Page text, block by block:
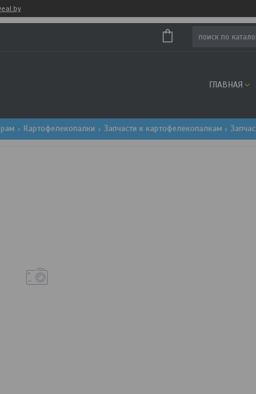
ГЛАВНАЯ
Картофелекопалки Запчасти к картофелекопалкам